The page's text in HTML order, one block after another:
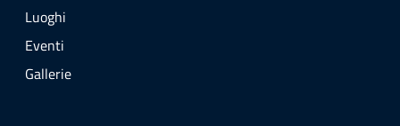
Luoghi
Eventi
Gallerie